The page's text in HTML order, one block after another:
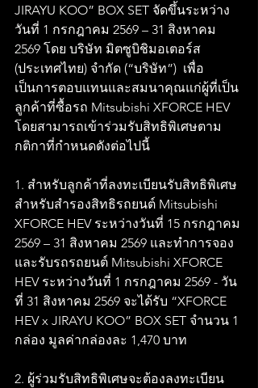
JIRAYU KOO” BOX SET จัดขึ้นระหว่าง
วันที่ 1 กรกฎาคม 2569 – 31 สิงหาคม
2569 โดย บริษัท มิตซูบิชิมอเตอร์ส
(ประเทศไทย) จำกัด (“บริษัท”)  เพื่อ
เป็นการตอบแทนและสมนาคุณแก่ผู้ที่เป็น
ลูกค้าที่ซื้อรถ Mitsubishi XFORCE HEV
โดยสามารถเข้าร่วมรับสิทธิพิเศษตาม
กติกาที่กำหนดดังต่อไปนี้
1. สำหรับลูกค้าที่ลงทะเบียนรับสิทธิพิเศษ
สำหรับสำรองสิทธิรถยนต์ Mitsubishi
XFORCE HEV ระหว่างวันที่ 15 กรกฎาคม
2569 – 31 สิงหาคม 2569 และทำการจอง
และรับรถรถยนต์ Mitsubishi XFORCE
HEV ระหว่างวันที่ 1 กรกฎาคม 2569 - วัน
ที่ 31 สิงหาคม 2569 จะได้รับ “XFORCE
HEV x JIRAYU KOO” BOX SET จำนวน 1
กล่อง มูลค่ากล่องละ 1,470 บาท
2. ผู้ร่วมรับสิทธิพิเศษจะต้องลงทะเบียน